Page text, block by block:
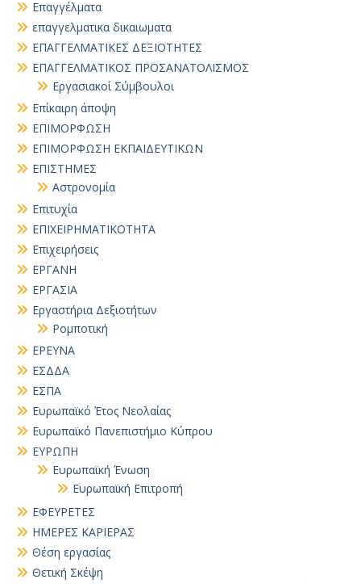
Επαγγέλματα
επαγγελματικα δικαιωματα
ΕΠΑΓΓΕΛΜΑΤΙΚΕΣ ΔΕΞΙΟΤΗΤΕΣ
ΕΠΑΓΓΕΛΜΑΤΙΚΟΣ ΠΡΟΣΑΝΑΤΟΛΙΣΜΟΣ
Εργασιακοί Σύμβουλοι
Επίκαιρη άποψη
ΕΠΙΜΟΡΦΩΣΗ
ΕΠΙΜΟΡΦΩΣΗ ΕΚΠΑΙΔΕΥΤΙΚΩΝ
ΕΠΙΣΤΗΜΕΣ
Αστρονομία
Επιτυχία
ΕΠΙΧΕΙΡΗΜΑΤΙΚΟΤΗΤΑ
Επιχειρήσεις
ΕΡΓΑΝΗ
ΕΡΓΑΣΙΑ
Εργαστήρια Δεξιοτήτων
Ρομποτική
ΕΡΕΥΝΑ
ΕΣΔΔΑ
ΕΣΠΑ
Ευρωπαϊκό Έτος Νεολαίας
Ευρωπαϊκό Πανεπιστήμιο Κύπρου
ΕΥΡΩΠΗ
Ευρωπαϊκή Ένωση
Ευρωπαϊκή Επιτροπή
ΕΦΕΥΡΕΤΕΣ
ΗΜΕΡΕΣ ΚΑΡΙΕΡΑΣ
Θέση εργασίας
Θετική Σκέψη